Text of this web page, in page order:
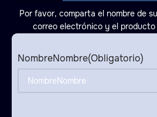
Por favor, comparta el nombre de
correo electrónico y el
NombreNombre(Obligatorio)